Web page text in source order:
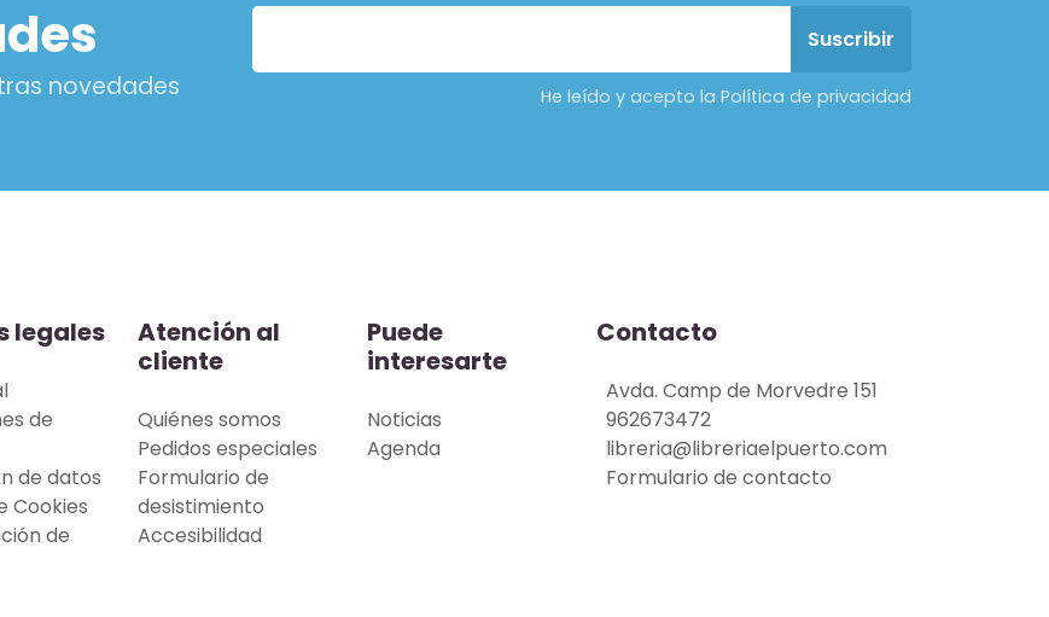
novedades He leído y acepto la Política de privacidad
legales
de
de datos
Cookies
de
Atención al
cliente
Quiénes somos
Pedidos especiales
Formulario de
desistimiento
Accesibilidad
Puede
interesarte
Noticias
Agenda
Contacto
Avda. Camp de Morvedre 151
962673472
libreria@libreriaelpuerto.com
Formulario de contacto